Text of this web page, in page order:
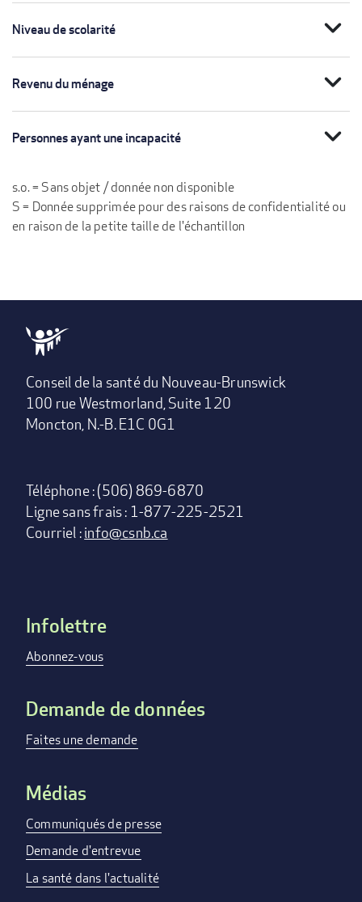
Niveau de scolarité expand_more
Revenu du ménage expand_more
Personnes ayant une incapacité expand_more
s.o. = Sans objet / donnée non disponible
S = Donnée supprimée pour des raisons de confidentialité ou
en raison de la petite taille de l'échantillon
Conseil de la santé du Nouveau-Brunswick
100 rue Westmorland, Suite 120
Moncton, N.-B. E1C 0G1
Téléphone : (506) 869-6870
Ligne sans frais : 1-877-225-2521
Courriel :info@csnb.ca
Footer
menu
Infolettre
Abonnez-vous
Demande de données
Faites une demande
Médias
Communiqués de presse
Demande d'entrevue
La santé dans l'actualité